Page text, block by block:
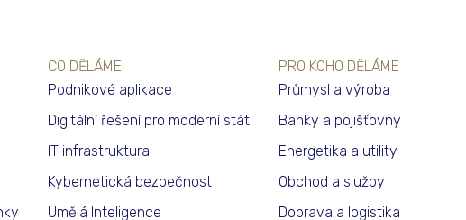
CO DĚLÁME
Podnikové aplikace
Digitální řešení pro moderní stát
IT infrastruktura
Kybernetická bezpečnost
Umělá Inteligence
PRO KOHO DĚLÁME
Průmysl a výroba
Banky a pojišťovny
Energetika a utility
Obchod a služby
Doprava a logistika